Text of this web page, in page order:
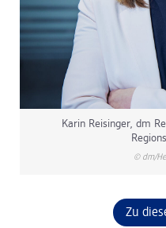
ACTIVE BEAUTY
Karin Reisinger, dm
© dm/
Zu